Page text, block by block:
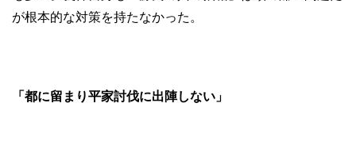
が根本的な対策を持たなかった。
「都に留まり平家討伐に出陣しない」